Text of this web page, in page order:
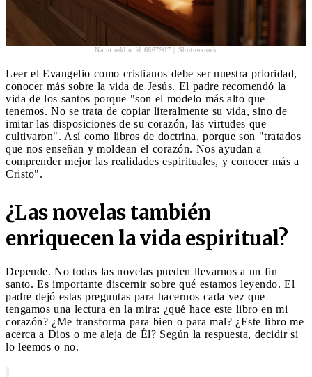
Naim uddin Id 6667907 | Shutterstock
Leer el Evangelio como cristianos debe ser nuestra prioridad,
conocer más sobre la vida de Jesús. El padre recomendó la
vida de los santos porque "son el modelo más alto que
tenemos. No se trata de copiar literalmente su vida, sino de
imitar las disposiciones de su corazón, las virtudes que
cultivaron". Así como libros de doctrina, porque son "tratados
que nos enseñan y moldean el corazón. Nos ayudan a
comprender mejor las realidades espirituales, y conocer más a
Cristo".
¿Las novelas también
enriquecen la vida espiritual?
Depende. No todas las novelas pueden llevarnos a un fin
santo. Es importante discernir sobre qué estamos leyendo. El
padre dejó estas preguntas para hacernos cada vez que
tengamos una lectura en la mira: ¿qué hace este libro en mi
corazón? ¿Me transforma para bien o para mal? ¿Este libro me
acerca a Dios o me aleja de Él? Según la respuesta, decidir si
lo leemos o no.